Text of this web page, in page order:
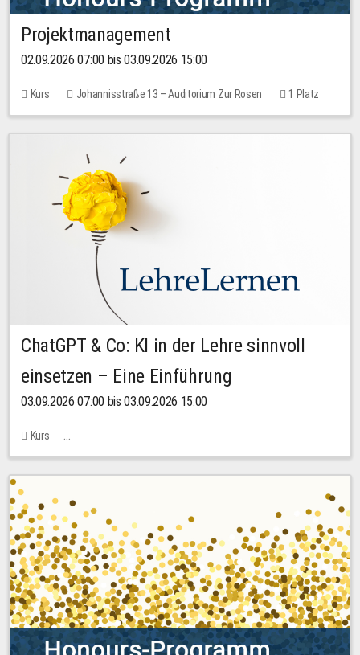
Projektmanagement
02.09.2026 07:00 bis 03.09.2026 15:00
Kurs Johannisstraße 13 – Auditorium Zur Rosen 1 Platz
ChatGPT & Co: KI in der Lehre sinnvoll
einsetzen – Eine Einführung
03.09.2026 07:00 bis 03.09.2026 15:00
Kurs
Bachstraße 18k - SR 102 (Seminarraum Servicestelle LehreLernen)